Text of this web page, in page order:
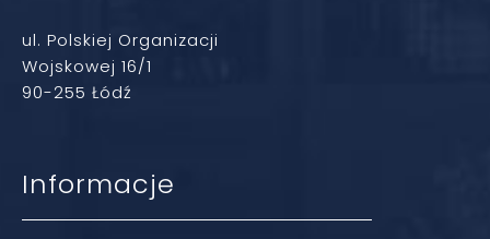
ul. Polskiej Organizacji
Wojskowej 16/1
90-255 Łódź
Informacje